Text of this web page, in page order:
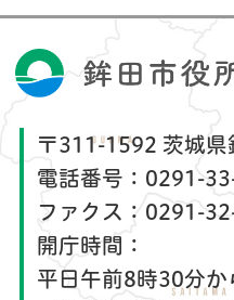
〒311-1592 茨城県
電話番号： 0291-
ファクス： 0291-
開庁時間：
平日午前8時30分